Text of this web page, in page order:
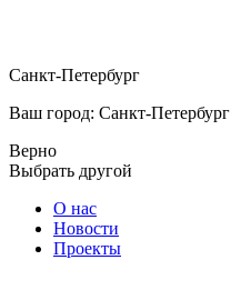
Санкт-Петербург
Ваш город: Санкт-Петербург
Верно
Выбрать другой
О нас
Новости
Проекты